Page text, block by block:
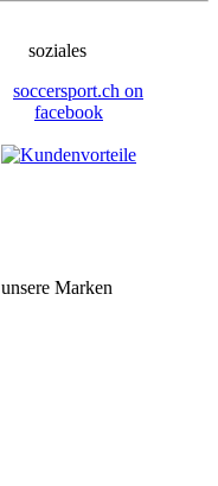
soziales
unsere Marken